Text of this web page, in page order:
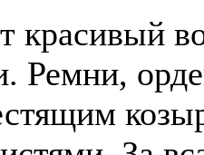
красивый
Ремни,